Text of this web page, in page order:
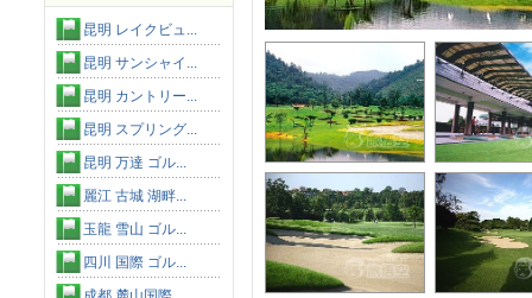
昆明 レイクビュ...
昆明 サンシャイ...
昆明 カントリー...
昆明 スプリング...
昆明 万達 ゴル...
麗江 古城 湖畔...
玉龍 雪山 ゴル...
四川 国際 ゴル...